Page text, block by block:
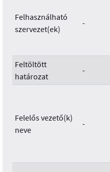
Felhasználható
szervezet(ek)
-
Feltöltött
határozat
-
Felelős vezető(k)
neve
-